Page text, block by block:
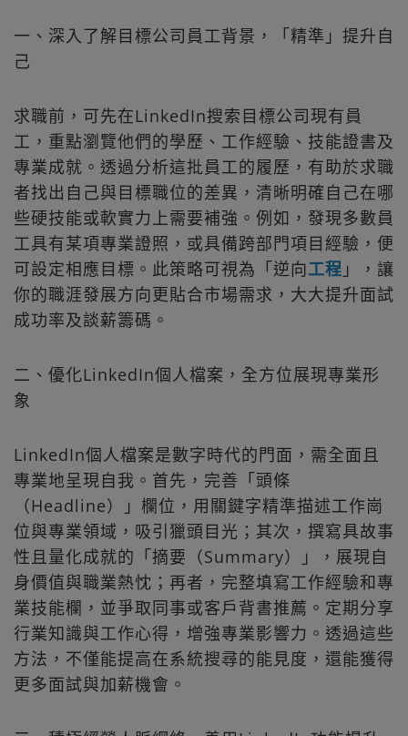
一、深入了解目標公司員工背景，「精準」提升自
己
求職前，可先在LinkedIn搜索目標公司現有員
工，重點瀏覽他們的學歷、工作經驗、技能證書及
專業成就。透過分析這批員工的履歷，有助於求職
者找出自己與目標職位的差異，清晰明確自己在哪
些硬技能或軟實力上需要補強。例如，發現多數員
工具有某項專業證照，或具備跨部門項目經驗，便
可設定相應目標。此策略可視為「逆向工程 」，讓
你的職涯發展方向更貼合市場需求，大大提升面試
成功率及談薪籌碼。
二、優化LinkedIn個人檔案，全方位展現專業形
象
LinkedIn個人檔案是數字時代的門面，需全面且
專業地呈現自我。首先，完善「頭條
（Headline）」欄位，用關鍵字精準描述工作崗
位與專業領域，吸引獵頭目光；其次，撰寫具故事
性且量化成就的「摘要（Summary）」，展現自
身價值與職業熱忱；再者，完整填寫工作經驗和專
業技能欄，並爭取同事或客戶背書推薦。定期分享
行業知識與工作心得，增強專業影響力。透過這些
方法，不僅能提高在系統搜尋的能見度，還能獲得
更多面試與加薪機會。